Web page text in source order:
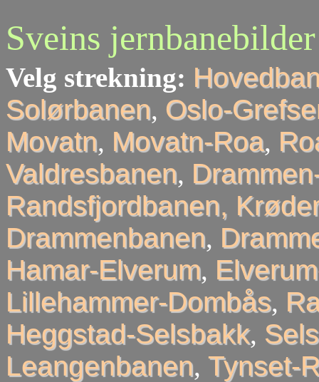
Sveins jernbanebilder
Velg strekning:
Solørbanen, Oslo-
Movatn, Movatn-Roa,
Valdresbanen,
Randsfjordbanen,
Drammenbanen,
Hamar-Elverum,
Lillehammer-Dombås,
Heggstad-Selsbakk,
Leangenbanen, Tynset-